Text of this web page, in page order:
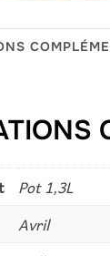
Pot 1,3L
Avril